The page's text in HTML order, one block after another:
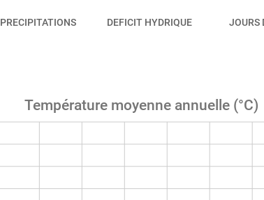
PRECIPITATIONS DEFICIT HYDRIQUE JOURS
Température moyenne annuelle (°C)